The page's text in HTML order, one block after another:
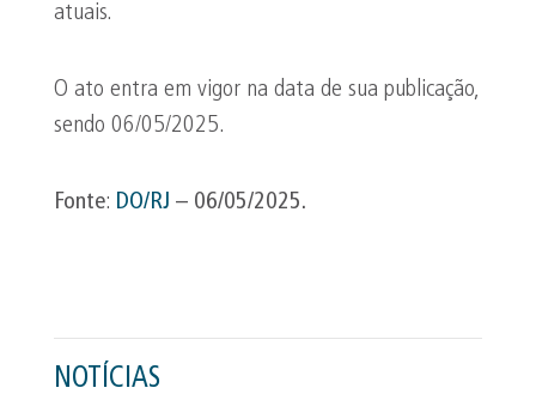
atuais.
O ato entra em vigor na data de sua publicação,
sendo 06/05/2025.
Fonte: DO/RJ – 06/05/2025.
NOTÍCIAS